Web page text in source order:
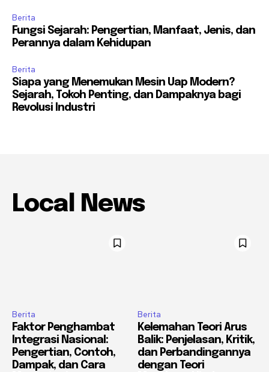
Berita
Fungsi Sejarah: Pengertian, Manfaat, Jenis, dan
Perannya dalam Kehidupan
Berita
Siapa yang Menemukan Mesin Uap Modern?
Sejarah, Tokoh Penting, dan Dampaknya bagi
Revolusi Industri
Local News
Berita
Faktor Penghambat
Integrasi Nasional:
Pengertian, Contoh,
Dampak, dan Cara
Berita
Kelemahan Teori Arus
Balik: Penjelasan, Kritik,
dan Perbandingannya
dengan Teori